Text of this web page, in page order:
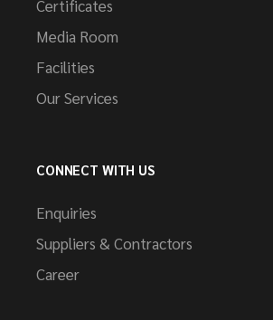
Certificates
Media Room
Facilities
Our Services
CONNECT WITH US
Enquiries
Suppliers & Contractors
Career